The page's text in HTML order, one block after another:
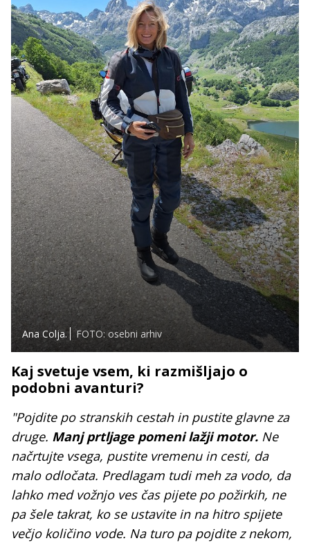
Ana Colja. FOTO: osebni arhiv
Kaj svetuje vsem, ki razmišljajo o
podobni avanturi?
"Pojdite po stranskih cestah in pustite glavne za
druge. Manj prtljage pomeni lažji motor. Ne
načrtujte vsega, pustite vremenu in cesti, da
malo odločata. Predlagam tudi meh za vodo, da
lahko med vožnjo ves čas pijete po požirkih, ne
pa šele takrat, ko se ustavite in na hitro spijete
večjo količino vode. Na turo pa pojdite z nekom,